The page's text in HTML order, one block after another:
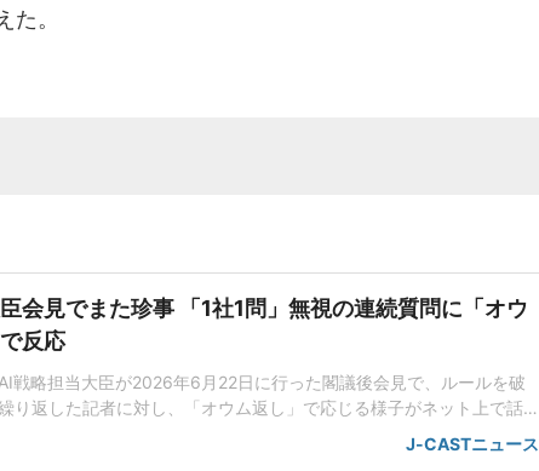
た。
会見でまた珍事 「1社1問」無視の連続質問に「オウ
反応
戦略担当大臣が2026年6月22日に行った閣議後会見で、ルールを破
り返した記者に対し、「オウム返し」で応じる様子がネット上で話
いる。人工知能基本計画の改定素案めぐり応酬小野田氏は会見で、人
計画の改定素案を決定したことを報告した。話題を集めているのは、
J-CASTニュース